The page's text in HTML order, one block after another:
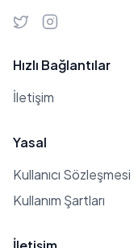
Hızlı Bağlantılar
İletişim
Yasal
Kullanıcı Sözleşmesi
Kullanım Şartları